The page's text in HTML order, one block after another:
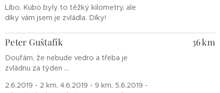
Líbo, Kubo byly to těžký kilometry, ale
díky vám jsem je zvládla. Díky!
Peter Guštafík
Doufám, že nebude vedro a třeba je
zvládnu za týden ...
2.6.2019 - 2 km, 4.6.2019 - 9 km, 5.6.2019 -
36 km